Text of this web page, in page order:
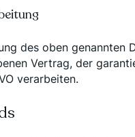
des oben genannten
Vertrag, der
verarbeiten.